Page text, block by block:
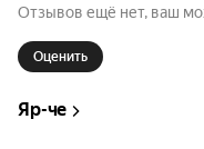
Нецензурная
Любые вопросы
Отзывов ещё нет, ваш
Оценить
Яр-че